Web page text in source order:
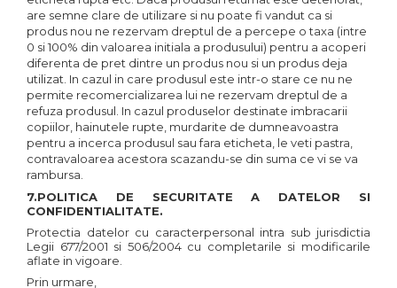
are semne clare de utilizare si nu poate fi vandut ca si
produs nou ne rezervam dreptul de a percepe o taxa (intre
0 si 100% din valoarea initiala a produsului) pentru a acoperi
diferenta de pret dintre un produs nou si un produs deja
utilizat. In cazul in care produsul este intr-o stare ce nu ne
permite recomercializarea lui ne rezervam dreptul de a
refuza produsul. In cazul produselor destinate imbracarii
copiilor, hainutele rupte, murdarite de dumneavoastra
pentru a incerca produsul sau fara eticheta, le veti pastra,
contravaloarea acestora scazandu-se din suma ce vi se va
rambursa.
7.POLITICA DE SECURITATE A DATELOR SI
CONFIDENTIALITATE.
Protectia datelor cu caracterpersonal intra sub jurisdictia
Legii 677/2001 si 506/2004 cu completarile si modificarile
aflate in vigoare.
Prin urmare,